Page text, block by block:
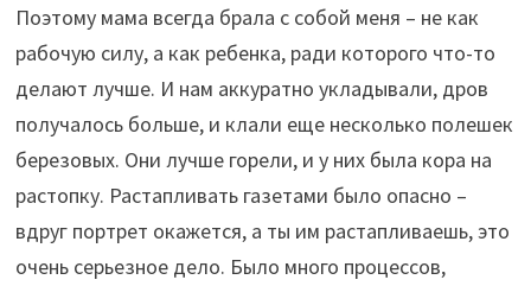
Поэтому мама всегда брала с собой меня – не как
рабочую силу, а как ребенка, ради которого что-то
делают лучше. И нам аккуратно укладывали, дров
получалось больше, и клали еще несколько полешек
березовых. Они лучше горели, и у них была кора на
растопку. Растапливать газетами было опасно –
вдруг портрет окажется, а ты им растапливаешь, это
очень серьезное дело. Было много процессов,